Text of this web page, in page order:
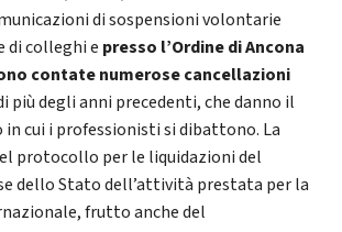
di sospensioni volontarie
di colleghi e presso l’Ordine di Ancona
contate numerose cancellazioni
più degli anni precedenti, che danno il
in cui i professionisti si dibattono. La
protocollo per le liquidazioni del
dello Stato dell’attività prestata per la
frutto anche del